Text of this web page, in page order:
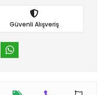
Güvenli Alışveriş